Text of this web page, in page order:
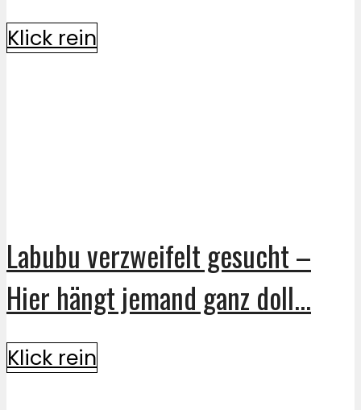
Klick rein
Labubu verzweifelt gesucht –
Hier hängt jemand ganz doll...
Klick rein